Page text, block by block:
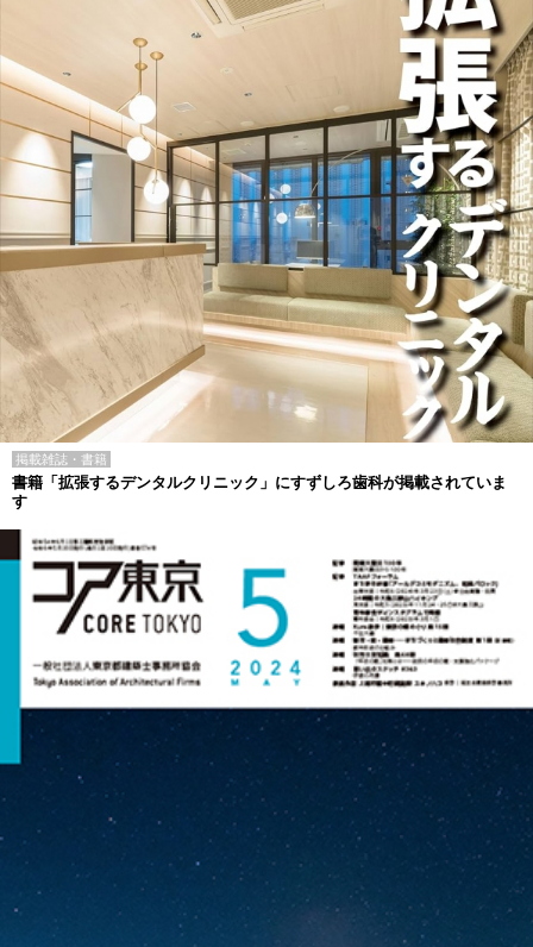
掲載雑誌・書籍
書籍「拡張するデンタルクリニック」にすずしろ歯科が掲載されていま
す